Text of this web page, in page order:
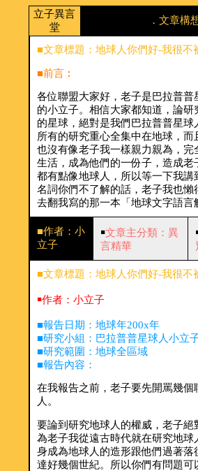
立子異言
堂
．文章構
■文章標題：地球人你們好-我很不
■前言︰
各位聯盟大家好，老子是巴拉普普
的小立子。相信大家都知道，論研
的星球，絕對是我們巴拉普普星球
所有的研究重心全集中在地球，而
也沒有像老子我一樣親力親為，完
生活，成為他們的一份子，造成老
都有點像地球人，所以等一下我講
名詞你們不了解的話，老子我也懶
去翻我寫的那一本「地球文字語言
■作者：小
立子
￭文章主分類：異
言精華
■文章標題：地球人你們好-我很不
￭作者：小立子
■報告日期：地球年200x年
■研究小組：巴拉普普星球人小立
■研究範圍：地球全區域
■報告內容：
在我報告之前，老子要先開罵幾個
人。
要論到研究地球人的權威，老子絕
為老子我從遠古時代就在研究地球
身成為地球人的造形跟他們過著落
達好幾個世紀。所以你們有問題可